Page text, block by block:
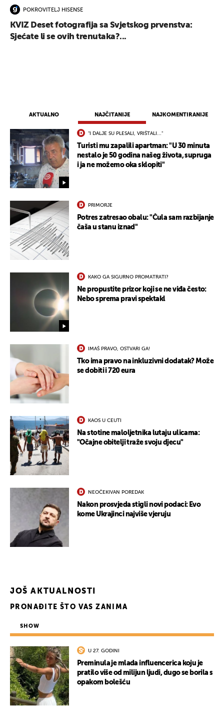
AKTUALNO NAJČITANIJE NAJKOMENTIRANIJE
"I DALJE SU PLESALI, VRIŠTALI..."
Turisti mu zapalili apartman: "U 30 minuta
nestalo je 50 godina našeg života, supruga
i ja ne možemo oka sklopiti"
PRIMORJE
Potres zatresao obalu: "Čula sam razbijanje
čaša u stanu iznad"
KAKO GA SIGURNO PROMATRATI?
Ne propustite prizor koji se ne viđa često:
Nebo sprema pravi spektakl
IMAŠ PRAVO, OSTVARI GA!
Tko ima pravo na inkluzivni dodatak? Može
se dobiti i 720 eura
KAOS U CEUTI
Na stotine maloljetnika lutaju ulicama:
"Očajne obitelji traže svoju djecu"
NEOČEKIVAN POREDAK
Nakon prosvjeda stigli novi podaci: Evo
kome Ukrajinci najviše vjeruju
JOŠ AKTUALNOSTI
POKROVITELJ HISENSE
KVIZ Deset fotografija sa Svjetskog prvenstva:
Sjećate li se ovih trenutaka?...
PRONAĐITE ŠTO VAS ZANIMA
SHOW
U 27. GODINI
Preminula je mlada influencerica koju je
pratilo više od milijun ljudi, dugo se borila s
opakom bolešću
UKLJUČITE NOTIFIKACIJE